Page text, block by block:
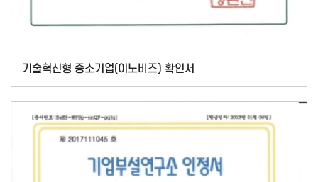
기술혁신형 중소기업(이노비즈) 확인서